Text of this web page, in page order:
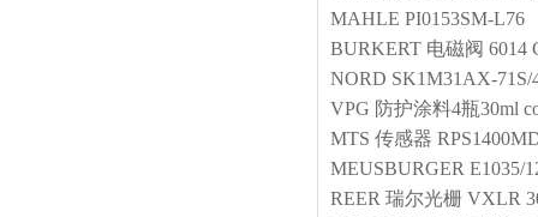
MAHLE PI0153SM-L76
BURKERT 电磁阀 6014
NORD SK1M31AX-
VPG 防护涂料4瓶30ml
MTS 传感器
MEUSBURGER E1035/
REER 瑞尔光栅 VXLR